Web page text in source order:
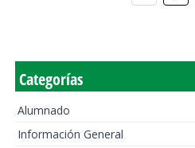
Categorías
Alumnado
Información General